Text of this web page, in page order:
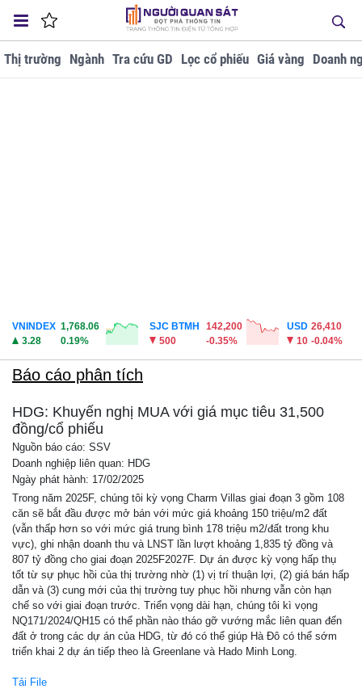
Thị trường Ngành Tra cứu GD Lọc cổ phiếu Giá vàng Doanh
VNINDEX 1,768.06
3.28
0.19%
SJC BTMH
142,200
500
-0.35%
USD 26,410
10 -0.04%
Báo cáo phân tích
HDG: Khuyến nghị MUA với giá mục tiêu 31,500
đồng/cổ phiếu
Nguồn báo cáo: SSV
Doanh nghiệp liên quan: HDG
Ngày phát hành: 17/02/2025
Trong năm 2025F, chúng tôi kỳ vọng Charm Villas giai đoạn 3 gồm 108
căn sẽ bắt đầu được mở bán với mức giá khoảng 150 triệu/m2 đất
(vẫn thấp hơn so với mức giá trung bình 178 triệu m2/đất trong khu
vực), ghi nhận doanh thu và LNST lần lượt khoảng 1,835 tỷ đồng và
807 tỷ đồng cho giai đoạn 2025F2027F. Dự án được kỳ vọng hấp thụ
tốt từ sự phục hồi của thị trường nhờ (1) vị trí thuận lợi, (2) giá bán hấp
dẫn và (3) cung mới của thị trường tuy phục hồi nhưng vẫn còn hạn
chế so với giai đoạn trước. Triển vọng dài hạn, chúng tôi kì vọng
NQ171/2024/QH15 có thể phần nào tháo gỡ vướng mắc liên quan đến
đất ở trong các dự án của HDG, từ đó có thể giúp Hà Đô có thể sớm
triển khai 2 dự án tiếp theo là Greenlane và Hado Minh Long.
Tải File